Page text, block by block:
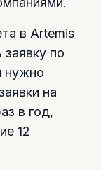
в Artemis
по
нужно
на
в год,
12